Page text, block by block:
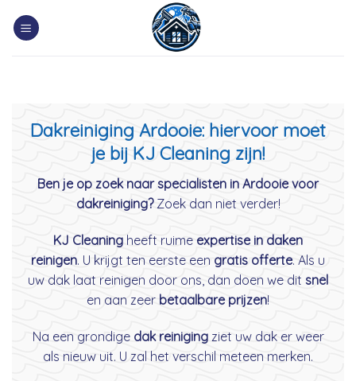
Dakreiniging Ardooie: hiervoor moet
je bij KJ Cleaning zijn!
Ben je op zoek naar specialisten in Ardooie voor
dakreiniging?Zoek dan niet verder!
KJ Cleaning heeft ruime expertise in daken
reinigen. U krijgt ten eerste een gratis offerte. Als u
uw dak laat reinigen door ons, dan doen we dit snel
en aan zeer betaalbare prijzen!
Na een grondige dak reinigingziet uw dak er weer
als nieuw uit. U zal het verschil meteen merken.